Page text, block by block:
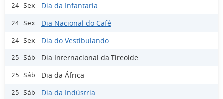
24 Sex Dia da Infantaria
24 Sex Dia Nacional do Café
24 Sex Dia do Vestibulando
25 Sáb Dia Internacional da Tireoide
25 Sáb Dia da África
25 Sáb Dia da Indústria